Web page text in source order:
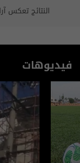
النتائج تعكس
فيديوهات